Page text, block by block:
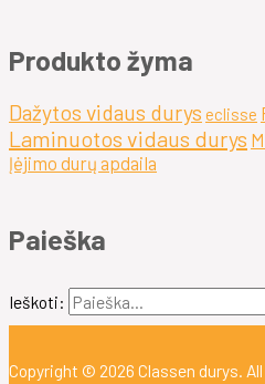
Produkto žyma
Dažytos vidaus durys eclisse
Laminuotos vidaus durys
Įėjimo durų apdaila
Paieška
Ieškoti:
Copyright © 2026 Classen durys .